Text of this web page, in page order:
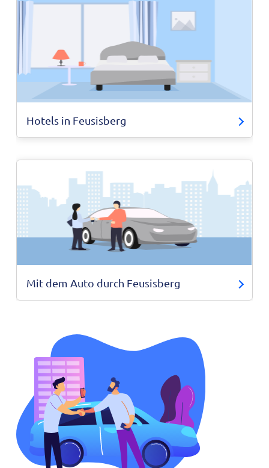
Hotels in Feusisberg
Mit dem Auto durch Feusisberg